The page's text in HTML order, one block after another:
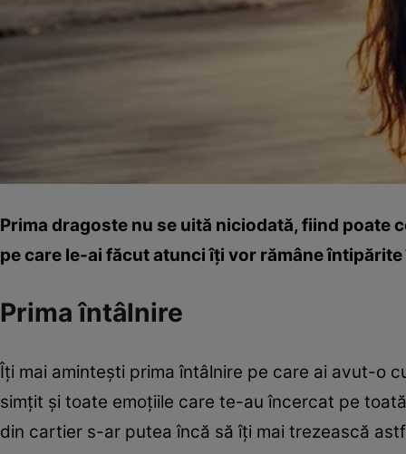
Prima dragoste nu se uită niciodată, fiind poate
pe care le-ai făcut atunci îţi vor rămâne
Prima întâlnire
Îţi mai aminteşti prima întâlnire pe care ai avut-o
simţit şi toate emoţiile care te-au încercat pe
din cartier s-ar putea încă să îţi mai trezească